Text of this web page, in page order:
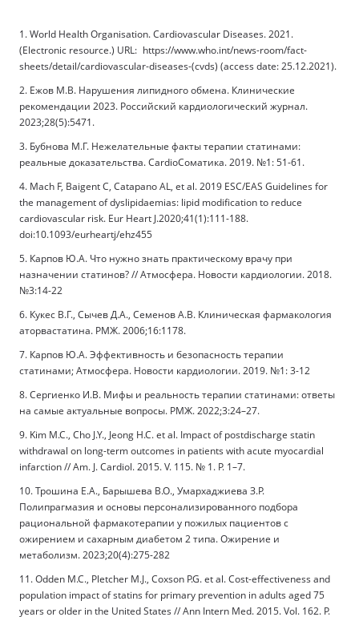
1. World Health Organisation. Cardiovascular Diseases. 2021.
(Electronic resource.) URL: https://www.who.int/news-room/fact-
sheets/detail/cardiovascular-diseases-(cvds) (access date: 25.12.2021).
2. Ежов М.В. Нарушения липидного обмена. Клинические
рекомендации 2023. Российский кардиологический журнал.
2023;28(5):5471.
3. Бубнова М.Г. Нежелательные факты терапии статинами:
реальные доказательства. CardioСоматика. 2019. №1: 51-61.
4. Mach F, Baigent C, Catapano AL, et al. 2019 ESC/EAS Guidelines for
the management of dyslipidaemias: lipid modification to reduce
cardiovascular risk. Eur Heart J.2020;41(1):111-188.
doi:10.1093/eurheartj/ehz455
5. Карпов Ю.А. Что нужно знать практическому врачу при
назначении статинов? // Атмосфера. Новости кардиологии. 2018.
№3:14-22
6. Кукес В.Г., Сычев Д.А., Семенов А.В. Клиническая фармакология
аторвастатина. РМЖ. 2006;16:1178.
7. Карпов Ю.А. Эффективность и безопасность терапии
статинами; Атмосфера. Новости кардиологии. 2019. №1: 3-12
8. Сергиенко И.В. Мифы и реальность терапии статинами: ответы
на самые актуальные вопросы. РМЖ. 2022;3:24–27.
9. Kim M.C., Cho J.Y., Jeong H.C. et al. Impact of postdischarge statin
withdrawal on long-term outcomes in patients with acute myocardial
infarction // Am. J. Cardiol. 2015. V. 115. № 1. P. 1–7.
10. Трошина Е.А., Барышева В.О., Умархаджиева З.Р.
Полипрагмазия и основы персонализированного подбора
рациональной фармакотерапии у пожилых пациентов с
ожирением и сахарным диабетом 2 типа. Ожирение и
метаболизм. 2023;20(4):275-282
11. Odden M.C., Pletcher M.J., Coxson P.G. et al. Cost-effectiveness and
population impact of statins for primary prevention in adults aged 75
years or older in the United States // Ann Intern Med. 2015. Vol. 162. P.